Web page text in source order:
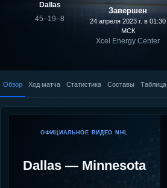
НХЛ
Dallas
45–19–8
Завершен
24 апреля 2023 г. в 01:30
МСК
Xcel Energy Center
Обзор Ход матча Статистика Составы Таблица
ОФИЦИАЛЬНОЕ ВИДЕО NHL
Dallas — Minnesota